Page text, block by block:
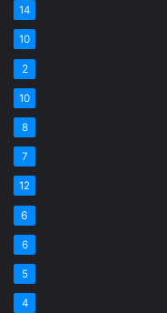
14
10
2
10
8
7
12
6
6
5
4